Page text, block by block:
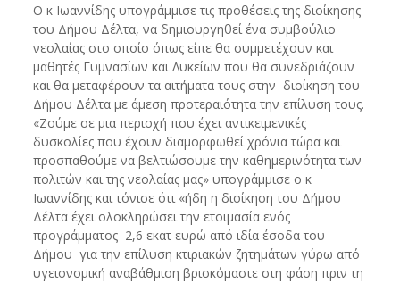
Ο κ Ιωαννίδης υπογράμμισε τις προθέσεις της διοίκησης
του Δήμου Δέλτα, να δημιουργηθεί ένα συμβούλιο
νεολαίας στο οποίο όπως είπε θα συμμετέχουν και
μαθητές Γυμνασίων και Λυκείων που θα συνεδριάζουν
και θα μεταφέρουν τα αιτήματα τους στην διοίκηση του
Δήμου Δέλτα με άμεση προτεραιότητα την επίλυση τους.
«Ζούμε σε μια περιοχή που έχει αντικειμενικές
δυσκολίες που έχουν διαμορφωθεί χρόνια τώρα και
προσπαθούμε να βελτιώσουμε την καθημερινότητα των
πολιτών και της νεολαίας μας» υπογράμμισε ο κ
Ιωαννίδης και τόνισε ότι «ήδη η διοίκηση του Δήμου
Δέλτα έχει ολοκληρώσει την ετοιμασία ενός
προγράμματος 2,6 εκατ ευρώ από ιδία έσοδα του
Δήμου για την επίλυση κτιριακών ζητημάτων γύρω από
υγειονομική αναβάθμιση βρισκόμαστε στη φάση πριν τη